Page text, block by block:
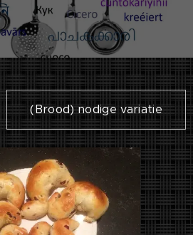
(Brood) nodige variatie